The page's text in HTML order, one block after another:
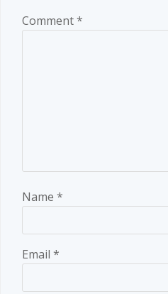
Comment*
Name *
Email *